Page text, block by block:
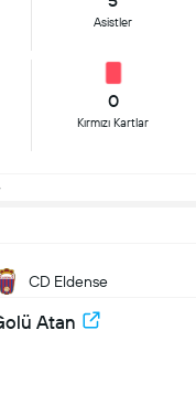
Asistler
0
Kırmızı Kartlar
CD Eldense
Atan